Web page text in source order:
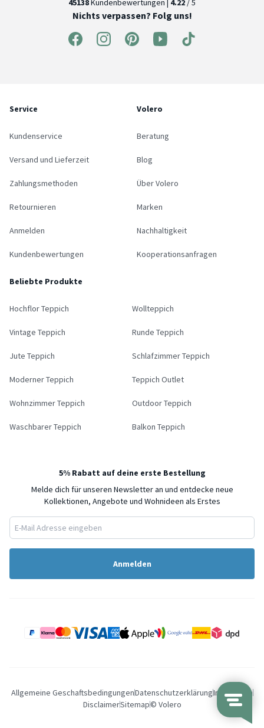
Nichts verpassen? Folg uns!
Service
Kundenservice
Versand und Lieferzeit
Zahlungsmethoden
Retournieren
Anmelden
Kundenbewertungen
Volero
Beratung
Blog
Über Volero
Marken
Nachhaltigkeit
Kooperationsanfragen
Beliebte Produkte
Hochflor Teppich Wollteppich
Vintage Teppich Runde Teppich
Jute Teppich Schlafzimmer Teppich
Moderner Teppich Teppich Outlet
Wohnzimmer Teppich Outdoor Teppich
Waschbarer Teppich Balkon Teppich
5% Rabatt auf deine erste Bestellung
Melde dich für unseren Newsletter an und entdecke neue
Kollektionen, Angebote und Wohnideen als Erstes
Anmelden
Allgemeine GeschaftsbedingungenDatenschutzerklärungImpressum
DisclaimerSitemap© Volero